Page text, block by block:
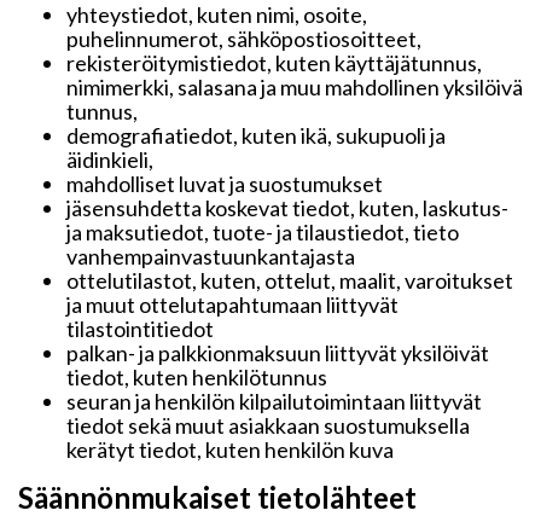
yhteystiedot, kuten nimi, osoite,
puhelinnumerot, sähköpostiosoitteet,
rekisteröitymistiedot, kuten käyttäjätunnus,
nimimerkki, salasana ja muu mahdollinen yksilöivä
tunnus,
demografiatiedot, kuten ikä, sukupuoli ja
äidinkieli,
mahdolliset luvat ja suostumukset
jäsensuhdetta koskevat tiedot, kuten, laskutus-
ja maksutiedot, tuote- ja tilaustiedot, tieto
vanhempainvastuunkantajasta
ottelutilastot, kuten, ottelut, maalit, varoitukset
ja muut ottelutapahtumaan liittyvät
tilastointitiedot
palkan- ja palkkionmaksuun liittyvät yksilöivät
tiedot, kuten henkilötunnus
seuran ja henkilön kilpailutoimintaan liittyvät
tiedot sekä muut asiakkaan suostumuksella
kerätyt tiedot, kuten henkilön kuva
Säännönmukaiset tietolähteet